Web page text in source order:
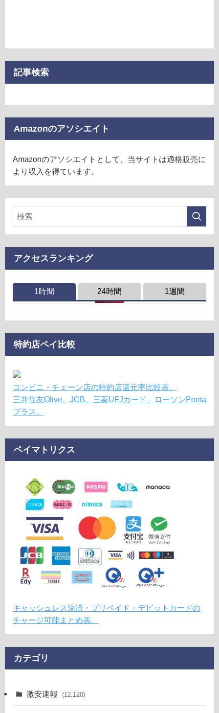
記事検索
Amazonのアソシエイト
Amazonのアソシエイトとして、当サイトは適格販売に
より収入を得ています。
アクセスランキング
1時間 24時間 1週間
特約店ペイ比較
コンビニ・チェーン店の特約店還元率比較表。
三井住友Olive、JCB、三菱UFJカード、ローソンPonta
プラス。
ペイマトリクス
キャッシュレス決済・プリペイド・デビットカードの
チャージ可能まとめ表。
カテゴリ
激安速報 (12,120)